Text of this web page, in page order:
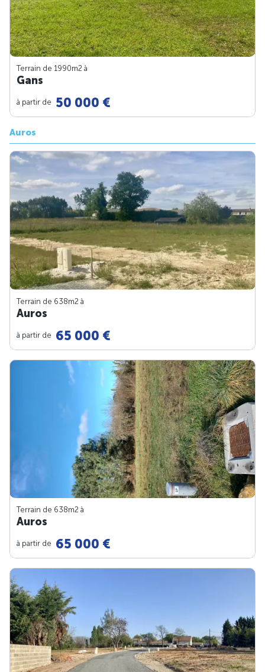
Terrain de 1990m2 à
Gans
à partir de 50 000 €
Auros
Terrain de 638m2 à
Auros
à partir de 65 000 €
Terrain de 638m2 à
Auros
à partir de 65 000 €